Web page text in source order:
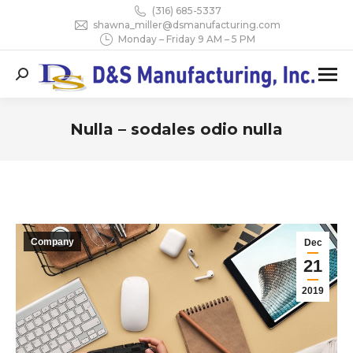
(316) 685-5337
shawna_miller@dsmanufacturing.com
Monday – Friday 9 AM – 5 PM
Search:
Nulla – sodales odio nulla
Dec
21
2019
Company